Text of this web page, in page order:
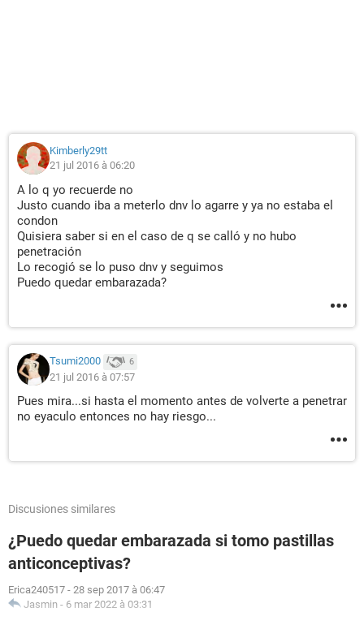
Kimberly29tt
21 jul 2016 à 06:20
A lo q yo recuerde no
Justo cuando iba a meterlo dnv lo agarre y ya no estaba el
condon
Quisiera saber si en el caso de q se calló y no hubo
penetración
Lo recogió se lo puso dnv y seguimos
Puedo quedar embarazada?
Tsumi2000 6
21 jul 2016 à 07:57
Pues mira...si hasta el momento antes de volverte a penetrar
no eyaculo entonces no hay riesgo...
Discusiones similares
¿Puedo quedar embarazada si tomo pastillas
anticonceptivas?
Erica240517 - 28 sep 2017 à 06:47
Jasmin - 6 mar 2022 à 03:31